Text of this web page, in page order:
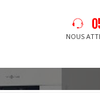
NOUS